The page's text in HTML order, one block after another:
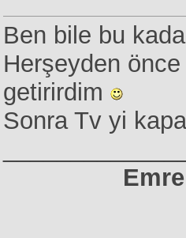
Ben bile bu
Herşeyden
getirirdim
Sonra Tv yi